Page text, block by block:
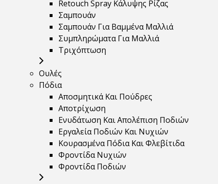
Retouch Spray Κάλυψης Ρίζας
Σαμπουάν
Σαμπουάν Για Βαμμένα Μαλλιά
Συμπληρώματα Για Μαλλιά
Τριχόπτωση
Ουλές
Πόδια
Αποσμητικά Και Πούδρες
Αποτρίχωση
Ενυδάτωση Και Απολέπιση Ποδιών
Εργαλεία Ποδιών Και Νυχιών
Κουρασμένα Πόδια Και Φλεβίτιδα
Φροντίδα Νυχιών
Φροντίδα Ποδιών